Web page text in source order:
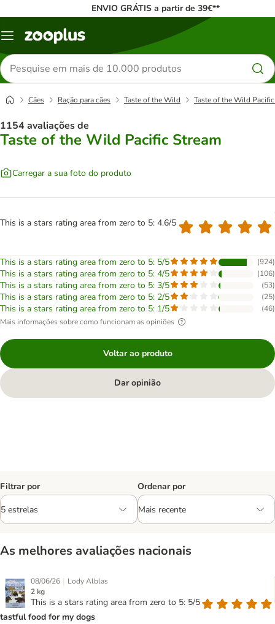
ENVIO GRÁTIS a partir de 39€**
Menu
Pesquisar
produtos
Cães Ração para cães Taste of the Wild Taste of the Wild
1154 avaliações de
Taste of the Wild Pacific Stream
Carregar a sua foto do produto
This is a stars rating area from zero to 5: 4.6/5
This is a stars rating area from zero to 5: 5/5 (924)
This is a stars rating area from zero to 5: 4/5 (106)
This is a stars rating area from zero to 5: 3/5 (53)
This is a stars rating area from zero to 5: 2/5 (25)
This is a stars rating area from zero to 5: 1/5 (46)
Mais informações sobre como funcionam as opiniões
Voltar ao produto
Dar opinião
Filtrar por Ordenar por
As melhores avaliações nacionais
08/06/26 | Lody Alblas
2 kg
This is a stars rating area from zero to 5: 5/5
tastful food for my dogs